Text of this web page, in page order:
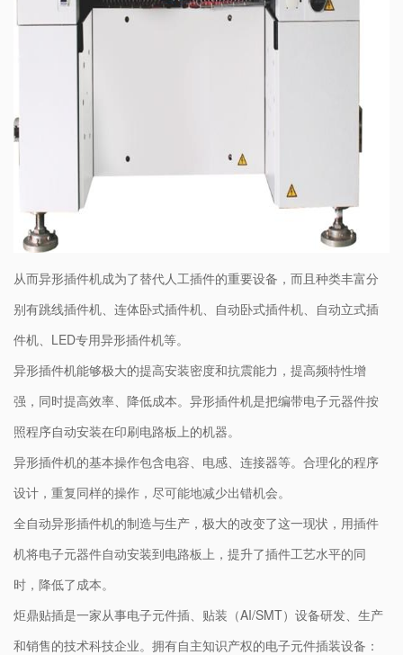
从而异形插件机成为了替代人工插件的重要设备，而且种类丰富分
别有跳线插件机、连体卧式插件机、自动卧式插件机、自动立式插
件机、LED专用异形插件机等。
异形插件机能够极大的提高安装密度和抗震能力，提高频特性增
强，同时提高效率、降低成本。异形插件机是把编带电子元器件按
照程序自动安装在印刷电路板上的机器。
异形插件机的基本操作包含电容、电感、连接器等。合理化的程序
设计，重复同样的操作，尽可能地减少出错机会。
全自动异形插件机的制造与生产，极大的改变了这一现状，用插件
机将电子元器件自动安装到电路板上，提升了插件工艺水平的同
时，降低了成本。
炬鼎贴插是一家从事电子元件插、贴装（AI/SMT）设备研发、生产
和销售的技术科技企业。拥有自主知识产权的电子元件插装设备：